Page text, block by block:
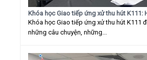
Khóa học Giao tiếp ứng xử thu hút K111:
Khóa học Giao tiếp ứng xử thu hút K111
những câu chuyện, những...